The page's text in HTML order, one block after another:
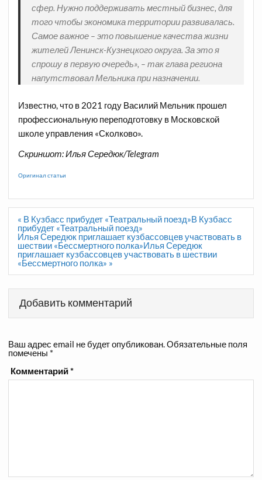
сфер. Нужно поддерживать местный бизнес, для
того чтобы экономика территории развивалась.
Самое важное – это повышение качества жизни
жителей Ленинск-Кузнецкого округа. За это я
спрошу в первую очередь», – так глава региона
напутствовал Мельника при назначении.
Известно, что в 2021 году Василий Мельник прошел
профессиональную переподготовку в Московской
школе управления «Сколково».
Скриншот: Илья Середюк/Telegram
Оригинал статьи
Навигация
по
записям
« В Кузбасс прибудет «Театральный поезд»В Кузбасс
прибудет «Театральный поезд»
Илья Середюк приглашает кузбассовцев участвовать в
шествии «Бессмертного полка»Илья Середюк
приглашает кузбассовцев участвовать в шествии
«Бессмертного полка» »
Добавить комментарий
Ваш адрес email не будет опубликован.Обязательные поля
помечены *
Комментарий*